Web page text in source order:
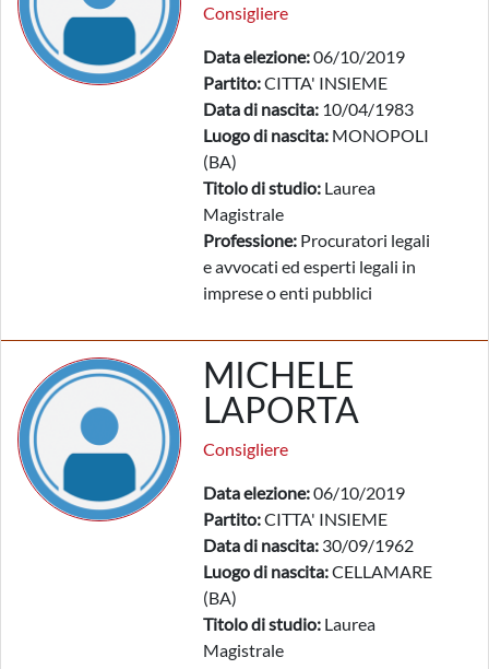
Consigliere
Data elezione:06/10/2019
Partito:CITTA' INSIEME
Data di nascita: 10/04/1983
Luogo di nascita: MONOPOLI
(BA)
Titolo di studio: Laurea
Magistrale
Professione: Procuratori legali
e avvocati ed esperti legali in
imprese o enti pubblici
MICHELE
LAPORTA
Consigliere
Data elezione:06/10/2019
Partito:CITTA' INSIEME
Data di nascita: 30/09/1962
Luogo di nascita:CELLAMARE
(BA)
Titolo di studio: Laurea
Magistrale